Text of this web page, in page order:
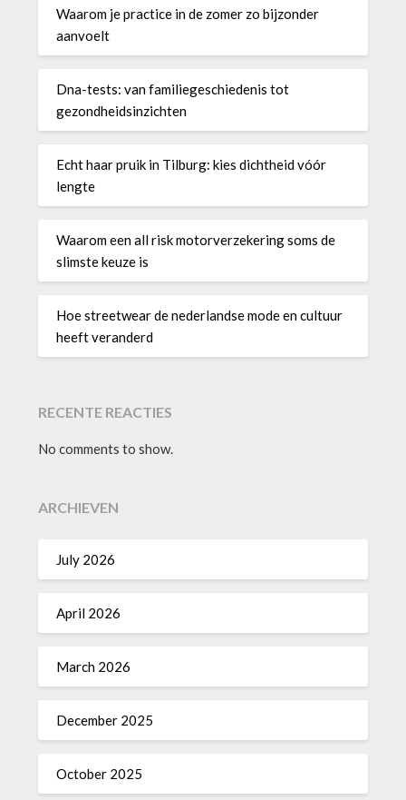
Waarom je practice in de zomer zo bijzonder
aanvoelt
Dna-tests: van familiegeschiedenis tot
gezondheidsinzichten
Echt haar pruik in Tilburg: kies dichtheid vóór
lengte
Waarom een all risk motorverzekering soms de
slimste keuze is
Hoe streetwear de nederlandse mode en cultuur
heeft veranderd
RECENTE REACTIES
No comments to show.
ARCHIEVEN
July 2026
April 2026
March 2026
December 2025
October 2025